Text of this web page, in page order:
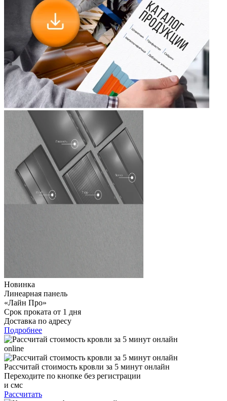
Новинка
Линеарная панель
«Лайн Про»
Срок проката от 1 дня
Доставка по адресу
Подробнее
online
Рассчитай стоимость кровли за 5 минут онлайн
Переходите по кнопке без регистрации
и смс
Рассчитать